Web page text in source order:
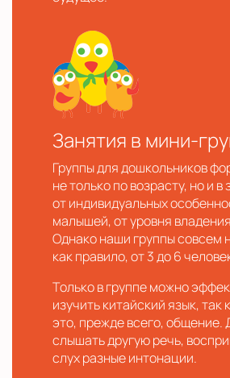
Занятия в мини-
Группы для дошкольников
не только по возрасту, но и
от индивидуальных
малышей, от уровня
Однако наши группы совсем
как правило, от 3 до 6
Только в группе можно
изучить китайский язык, так
это, прежде всего, общение.
слышать другую речь,
слух разные интонации.